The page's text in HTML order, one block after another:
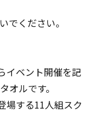
でください。
イベント開催を記
オルです。
場する11人組スク